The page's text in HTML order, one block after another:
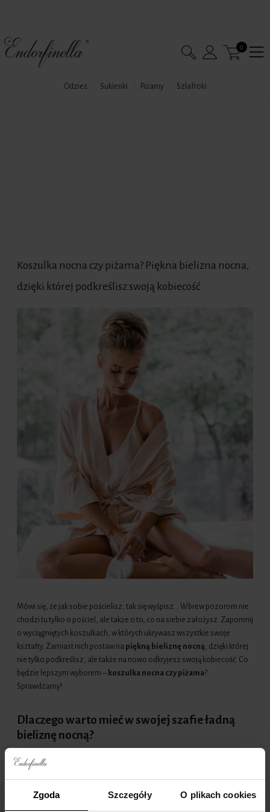
Zgoda Szczegóły O plikach cookies
0
Odzież Sukienki Piżamy Szlafroki
Koszulka nocna czy piżama? Piękna bielizna nocna,
dzięki której podkreślisz swoją kobiecość
Mówi się, że jak sobie pościelisz, tak się wyśpisz… Wbrew pozorom nie
chodzi tu tylko o pościel, ale także o to, co na siebie założysz. Zapomnij
o wyciągniętych koszulkach, w których ukrywasz wszystkie swoje
kształty. Zamiast nich postaw na piękną bieliznę nocną , dzięki której
nie tylko podkreślisz, ale także na nowo odkryjesz swoją kobiecość. Co
będzie lepszym wyborem – koszulka nocna czy piżama?
Sprawdzamy!
Dlaczego warto mieć w swojej szafie ładną
bieliznę nocną?
Zacznijmy od sprawdzenia, dlaczego w ogóle warto mieć w swojej
szafie ładną bieliznę nocną. Piżama satynowa czy jedwabna koszulka
samooceny i sprawienie, że poczujesz się dobrze w swoim ciele.